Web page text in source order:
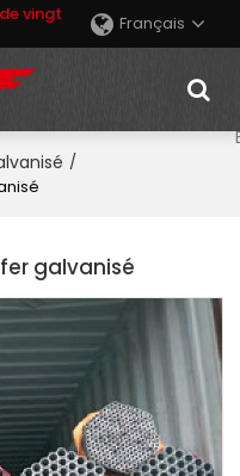
vingt
Français
/
galvanisé